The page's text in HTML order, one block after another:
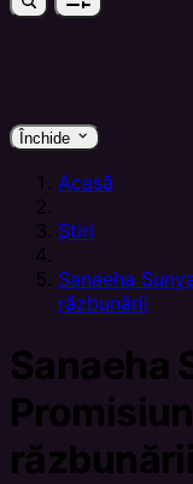
Închide keyboard_arrow_down
Acasă
Știri
Sanaeha
răzbunării
Sanaeha
răzbunării